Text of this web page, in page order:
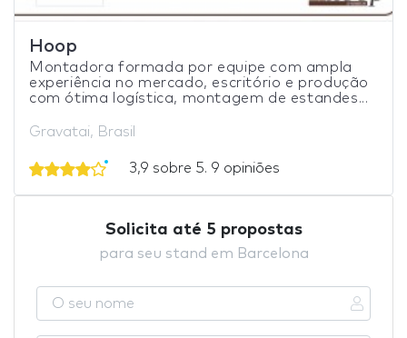
Hoop
Montadora formada por equipe com ampla
experiência no mercado, escritório e produção
com ótima logística, montagem de estandes...
Gravatai, Brasil
3,9 sobre 5. 9 opiniões
Solicita até 5 propostas
para seu stand em Barcelona